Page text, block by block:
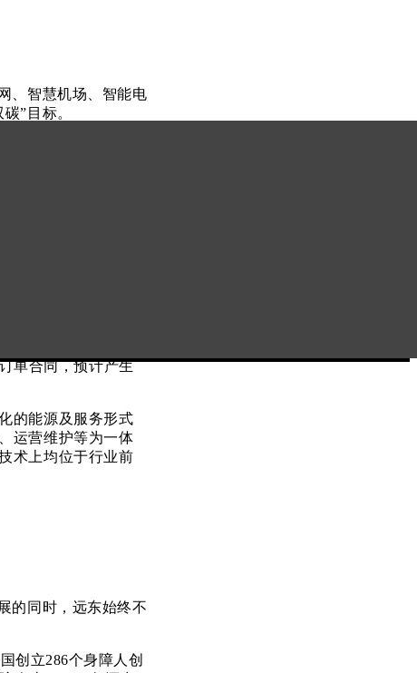
、智慧机场、智能电
”目标。
场工程有限公司
单合同，预计产生
的能源及服务形式
运营维护等为一体
术上均位于行业前
的同时，远东始终不
创立286个身障人创